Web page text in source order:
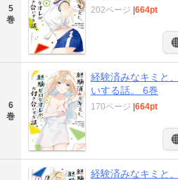
5
巻
202ページ |664pt
6
巻
経験済みなキミと
いする話。 6巻
170ページ |664pt
経験済みなキミと